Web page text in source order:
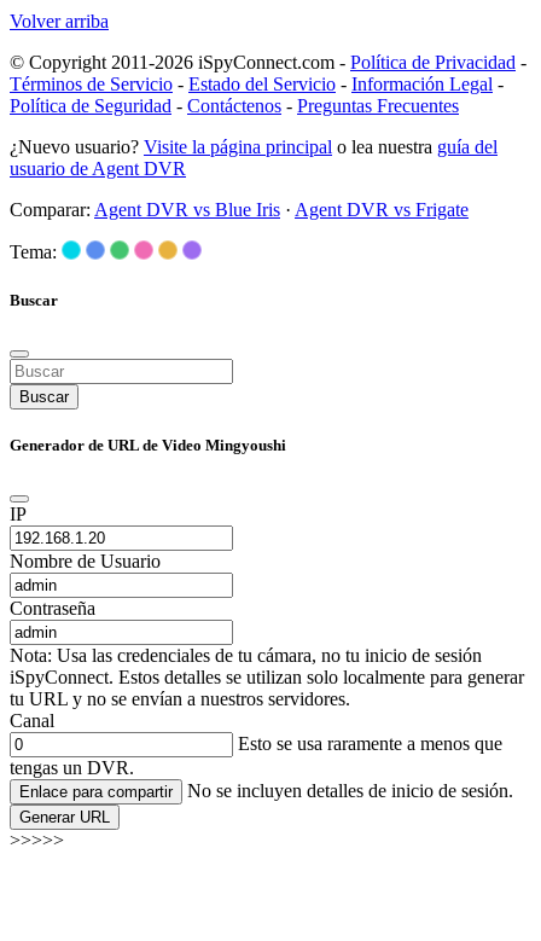
Volver arriba
© Copyright 2011-2026 iSpyConnect.com - Política de Privacidad -
Términos de Servicio - Estado del Servicio - Información Legal -
Política de Seguridad - Contáctenos - Preguntas Frecuentes
¿Nuevo usuario? Visite la página principal o lea nuestra guía del
usuario de Agent DVR
Comparar: Agent DVR vs Blue Iris · Agent DVR vs Frigate
Tema:
Buscar
Buscar
Generador de URL de Video Mingyoushi
IP
Nombre de Usuario
Contraseña
Nota: Usa las credenciales de tu cámara, no tu inicio de sesión
iSpyConnect. Estos detalles se utilizan solo localmente para generar
tu URL y no se envían a nuestros servidores.
Canal
Esto se usa raramente a menos que
tengas un DVR.
Enlace para compartir No se incluyen detalles de inicio de sesión.
Generar URL
>>>>>